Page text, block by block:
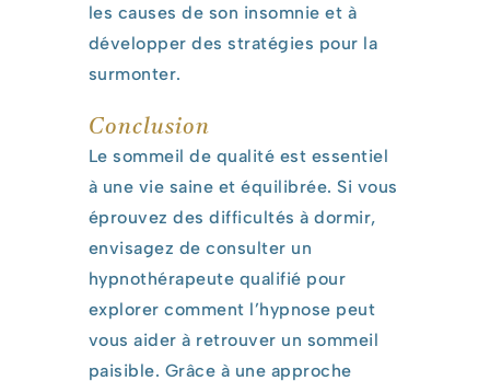
les causes de son insomnie et à
développer des stratégies pour la
surmonter.
Conclusion
Le sommeil de qualité est essentiel
à une vie saine et équilibrée. Si vous
éprouvez des difficultés à dormir,
envisagez de consulter un
hypnothérapeute qualifié pour
explorer comment l’hypnose peut
vous aider à retrouver un sommeil
paisible. Grâce à une approche